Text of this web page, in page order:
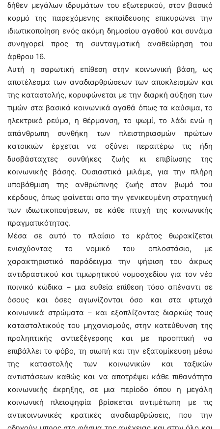
δήθεν μεγάλων ιδρυμάτων του εξωτερικού, στον βασικό
κορμό της παρεχόμενης εκπαίδευσης επικυρώνει την
ιδιωτικοποίηση ενός ακόμη δημοσίου αγαθού και συνάμα
συνηγορεί προς τη συνταγματική αναθεώρηση του
άρθρου 16.
Αυτή η σαρωτική επίθεση στην κοινωνική βάση, ως
αποτέλεσμα των αναδιαρθρώσεων των αποκλεισμών και
της καταστολής, κορυφώνεται με την διαρκή αύξηση των
τιμών στα βασικά κοινωνικά αγαθά όπως τα καύσιμα, το
ηλεκτρικό ρεύμα, η θέρμανση, το ψωμί, το λάδι ενώ η
απάνθρωπη συνθήκη των πλειστηριασμών πρώτων
κατοικιών έρχεται να οξύνει περαιτέρω τις ήδη
δυσβάσταχτες συνθήκες ζωής κι επιβίωσης της
κοινωνικής βάσης. Oυσιαστικά μιλάμε, για την πλήρη
υποβάθμιση της ανθρώπινης ζωής στον βωμό του
κέρδους, όπως φαίνεται απο την γενικευμένη στρατηγική
των ιδιωτικοποιήσεων, σε κάθε πτυχή της κοινωνικής
πραγματικότητας.
Μέσα σε αυτό το πλαίσιο το κράτος θωρακίζεται
ενισχύοντας το νομικό του οπλοστάσιο, με
χαρακτηριστικό παράδειγμα την ψήφιση του άκρως
αντιδραστικού και τιμωρητικού νομοσχεδίου για τον νέο
ποινικό κώδικα – μια ευθεία επίθεση τόσο απέναντι σε
όσους και όσες αγωνίζονται όσο και στα φτωχά
κοινωνικά στρώματα – και εξοπλίζοντας διαρκώς τους
κατασταλτικούς του μηχανισμούς, στην κατεύθυνση της
προληπτικής αντιεξέγερσης και με προοπτική να
επιβάλλει το φόβο, τη σιωπή και την εξατομίκευση μέσω
της καταστολής των κοινωνικών και ταξικών
αντιστάσεων καθώς και να αποτρέψει κάθε πιθανότητα
κοινωνικής έκρηξης, σε μια περίοδο όπου η μεγάλη
κοινωνική πλειοψηφία βρίσκεται αντιμέτωπη με τις
αντικοινωνικές κρατικές αναδιαρθρώσεις, που την